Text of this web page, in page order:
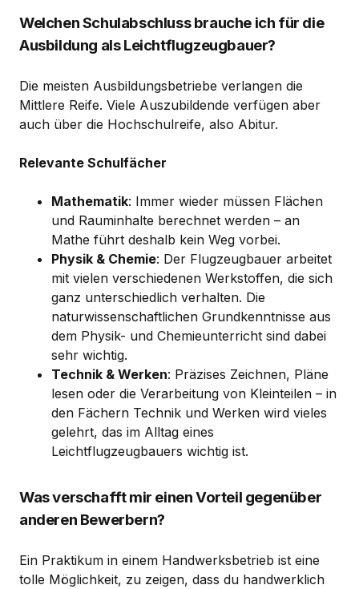
Welchen Schulabschluss brauche ich für die
Ausbildung als Leichtflugzeugbauer?
Die meisten Ausbildungsbetriebe verlangen die
Mittlere Reife. Viele Auszubildende verfügen aber
auch über die Hochschulreife, also Abitur.
Relevante Schulfächer
Mathematik: Immer wieder müssen Flächen
und Rauminhalte berechnet werden – an
Mathe führt deshalb kein Weg vorbei.
Physik & Chemie: Der Flugzeugbauer arbeitet
mit vielen verschiedenen Werkstoffen, die sich
ganz unterschiedlich verhalten. Die
naturwissenschaftlichen Grundkenntnisse aus
dem Physik- und Chemieunterricht sind dabei
sehr wichtig.
Technik & Werken: Präzises Zeichnen, Pläne
lesen oder die Verarbeitung von Kleinteilen – in
den Fächern Technik und Werken wird vieles
gelehrt, das im Alltag eines
Leichtflugzeugbauers wichtig ist.
Was verschafft mir einen Vorteil gegenüber
anderen Bewerbern?
Ein Praktikum in einem Handwerksbetrieb ist eine
tolle Möglichkeit, zu zeigen, dass du handwerklich